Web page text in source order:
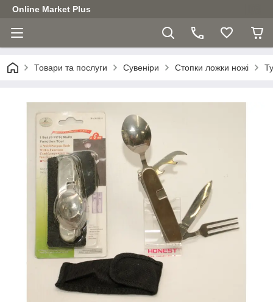
Online Market Plus
Товари та послуги Сувеніри Стопки ложки ножі